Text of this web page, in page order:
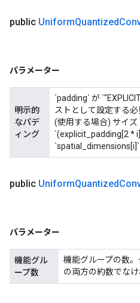
public UniformQuantized
パラメーター
明示的
なパデ
ィング
`padding` が
ストとして設定する
(使用する場合) サイ
`(explicit_padding[2 *
`spatial_dimensions[i]`
public UniformQuantized
パラメーター
機能グル
ープ数
機能グループの数
の両方の約数でなけ